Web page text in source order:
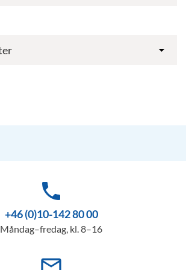
phone
+46 (0)10-142 80 00
Måndag–fredag, kl. 8–16